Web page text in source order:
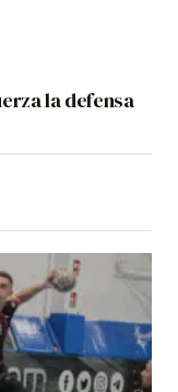
la defensa